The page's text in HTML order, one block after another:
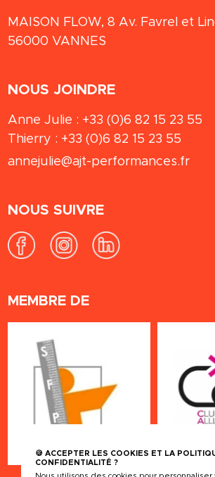
MAISON FLOW, 8 Av. Favrel et
56000 VANNES
NOUS JOINDRE
Anne Julie : +33 (0)6 82 15 23 55
Thierry : +33 (0)6 82 15 23 55
annejulie@ajt-performances.fr
NOUS SUIVRE
MEMBRE DE
🍪 ACCEPTER LES COOKIES ET LA
CONFIDENTIALITÉ ?